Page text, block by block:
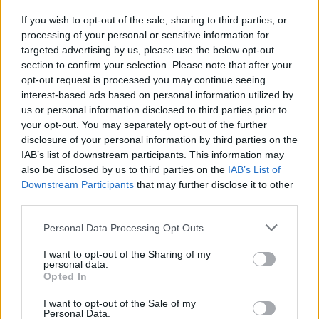
If you wish to opt-out of the sale, sharing to third parties, or
processing of your personal or sensitive information for
targeted advertising by us, please use the below opt-out
section to confirm your selection. Please note that after your
opt-out request is processed you may continue seeing
interest-based ads based on personal information utilized by
us or personal information disclosed to third parties prior to
your opt-out. You may separately opt-out of the further
disclosure of your personal information by third parties on the
IAB’s list of downstream participants. This information may
also be disclosed by us to third parties on the IAB’s List of
Downstream Participants that may further disclose it to other
Personal Data Processing Opt Outs
I want to opt-out of the Sharing of my
personal data.
Opted In
I want to opt-out of the Sale of my
Personal Data.
Det hele begyndte, da hun som 17-årig blev ansat
som fejepige i AT-Blomster.
- Det hed det dengang. Nu kalder man det jo
ungarbejder. Det var et par timer hver dag efter
skoletid, hvor jeg lavede lidt af hvert, men jeg
kunne lide at være hos Annelise og Tage.
Vis mere
Del artikel
Aktuelt